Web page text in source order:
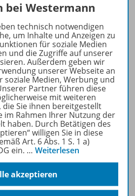
bei Westermann
technisch notwendigen
um Inhalte und Anzeigen zu
für soziale Medien
und die Zugriffe auf unserer
Außerdem geben wir
unserer Webseite an
soziale Medien, Werbung und
Partner führen diese
mit weiteren
die Sie ihnen bereitgestellt
im Rahmen Ihrer Nutzung der
haben. Durch Betätigen des
willigen Sie in diese
Art. 6 Abs. 1 S. 1 a)
ein. … Weiterlesen
akzeptieren